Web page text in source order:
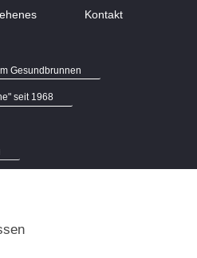
Kontakt
Gesundbrunnen
seit 1968